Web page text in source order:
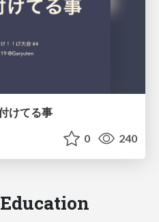
けてる事
0 240